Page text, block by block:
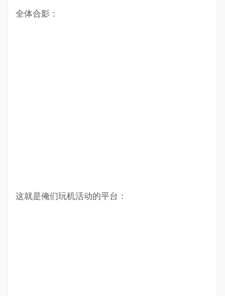
全体合影：
这就是俺们玩机活动的平台：